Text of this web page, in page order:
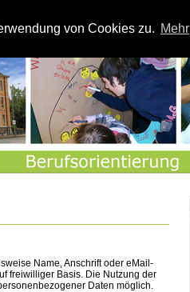
von Cookies zu. Mehr
Startseite Kontakt |
Name, Anschrift oder eMail-
freiwilliger Basis. Die Nutzung der
Daten möglich.